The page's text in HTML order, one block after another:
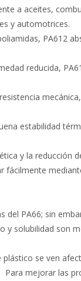
a aceites,
y automotrices.
PA612
reducida,
estabilidad
y la reducción
fácilmente
del PA66; sin
solubilidad son
se ven
mejorar las